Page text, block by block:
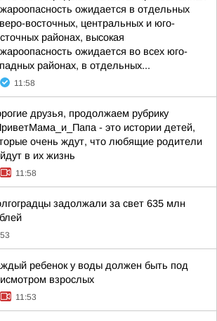
ожидается в отдельных
восточных, центральных и юго-
районах, высокая
ожидается во всех юго-
районах, в отдельных...
11:58
друзья, продолжаем рубрику
- это истории детей,
очень ждут, что любящие родители
в их жизнь
11:58
задолжали за свет 635 млн
ребенок у воды должен быть под
взрослых
11:53